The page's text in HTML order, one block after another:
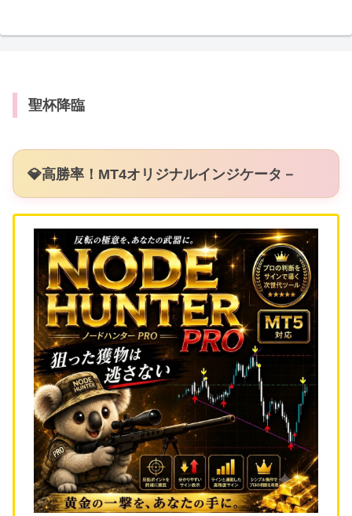
聖杯降臨
💎高勝率！MT4オリジナルインジケータ－